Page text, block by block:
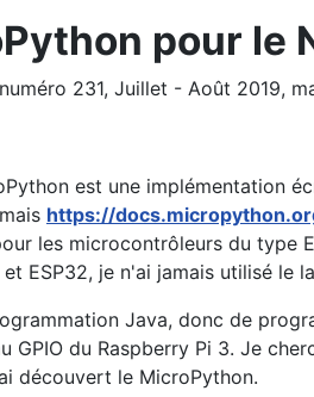
pour le
231, Juillet - Août 2019,
est une implémentation
https://
les microcontrôleurs du
ESP32, je n'ai jamais utilisé
Java, donc de
du Raspberry Pi 3. Je
découvert le MicroPython.